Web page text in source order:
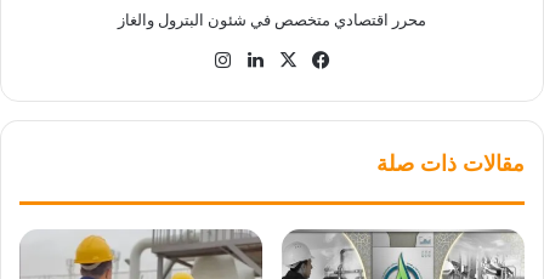
محرر اقتصادي متخصص في شئون البترول والغاز
فيسبوك
‫X لينكدإن
مقالات ذات صلة